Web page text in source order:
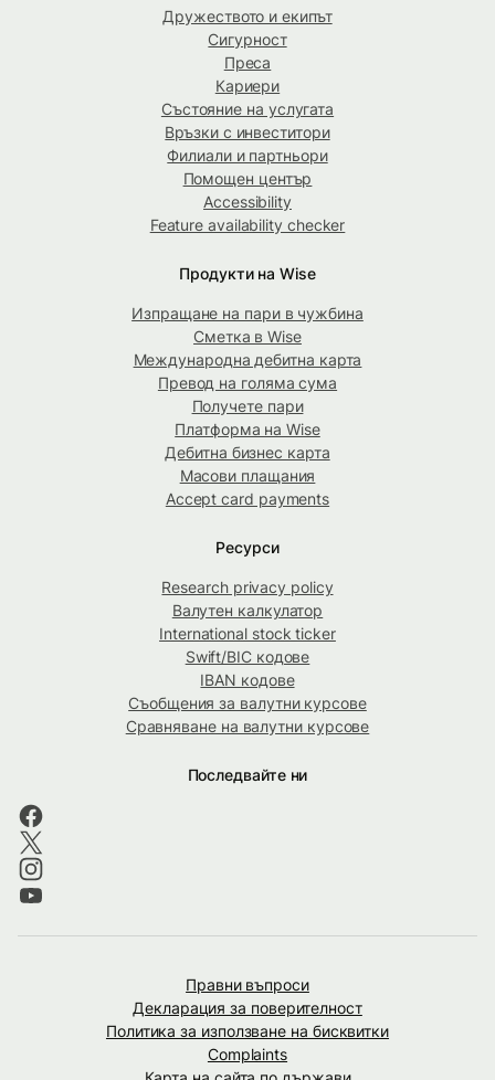
Дружеството и екипът
Сигурност
Преса
Кариери
Състояние на услугата
Връзки с инвеститори
Филиали и партньори
Помощен център
Accessibility
Feature availability checker
Продукти на Wise
Изпращане на пари в чужбина
Сметка в Wise
Международна дебитна карта
Превод на голяма сума
Получете пари
Платформа на Wise
Дебитна бизнес карта
Масови плащания
Accept card payments
Ресурси
Research privacy policy
Валутен калкулатор
International stock ticker
Swift/BIC кодове
IBAN кодове
Съобщения за валутни курсове
Сравняване на валутни курсове
Последвайте ни
Правни въпроси
Декларация за поверителност
Политика за използване на бисквитки
Complaints